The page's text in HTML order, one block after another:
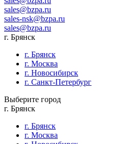
sales@bzpa.ru
sales-nsk@bzpa.ru
sales@bzpa.ru
г. Брянск
г. Брянск
г. Москва
г. Новосибирск
г. Санкт-Петербург
Выберите город
г. Брянск
г. Брянск
г. Москва